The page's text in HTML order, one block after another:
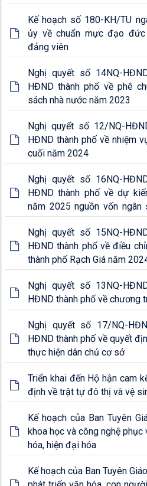
Kế hoạch số 180-KH/TU
ủy về chuẩn mực đạo
đảng viên
Nghị quyết số 14NQ-
HĐND thành phố về phê
sách nhà nước năm 2023
Nghị quyết số 12/NQ-
HĐND thành phố về nhiệm
cuối năm 2024
Nghị quyết số 16NQ-
HĐND thành phố về dự
năm 2025 nguồn vốn ngân
quản lý
Nghị quyết số 15NQ-
HĐND thành phố về điều
thành phố Rạch Giá năm
Nghị quyết số 13NQ-
HĐND thành phố về chương
Nghị quyết số 17/NQ-
HĐND thành phố về quyết
thực hiện dân chủ cơ sở
Triển khai đến Hộ hận cam
định về trật tự đô thị và vệ
Kế hoạch của Ban Tuyên
khoa học và công nghệ
hóa, hiện đại hóa
Kế hoạch của Ban Tuyên